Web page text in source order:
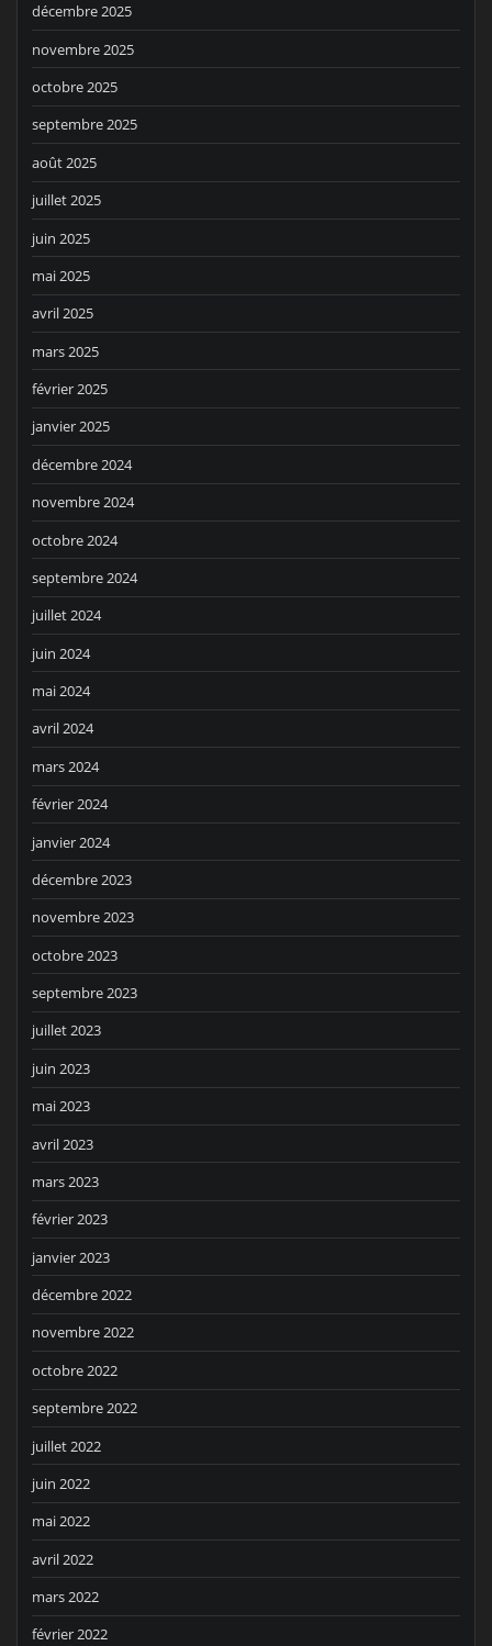
décembre 2025
novembre 2025
octobre 2025
septembre 2025
août 2025
juillet 2025
juin 2025
mai 2025
avril 2025
mars 2025
février 2025
janvier 2025
décembre 2024
novembre 2024
octobre 2024
septembre 2024
juillet 2024
juin 2024
mai 2024
avril 2024
mars 2024
février 2024
janvier 2024
décembre 2023
novembre 2023
octobre 2023
septembre 2023
juillet 2023
juin 2023
mai 2023
avril 2023
mars 2023
février 2023
janvier 2023
décembre 2022
novembre 2022
octobre 2022
septembre 2022
juillet 2022
juin 2022
mai 2022
avril 2022
mars 2022
février 2022